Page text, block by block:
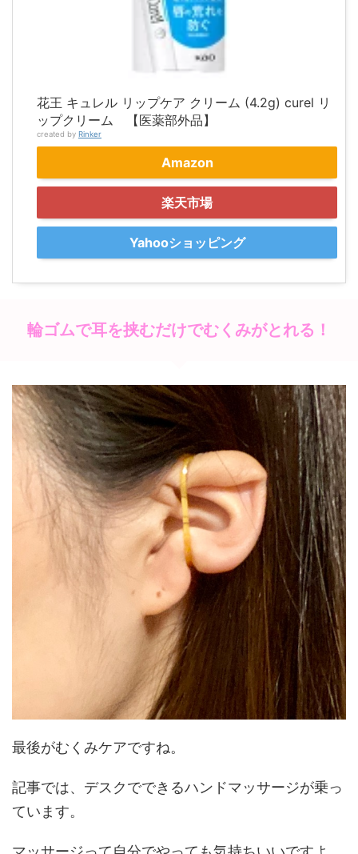
花王 キュレル リップケア クリーム (4.2g) curel リ
ップクリーム 【医薬部外品】
created by Rinker
Amazon
楽天市場
Yahooショッピング
輪ゴムで耳を挟むだけでむくみがとれる！
最後がむくみケアですね。
記事では、デスクでできるハンドマッサージが乗っ
ています。